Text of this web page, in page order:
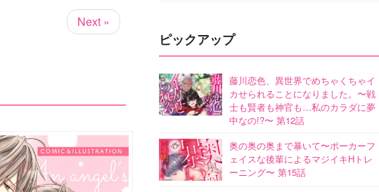
Next »
ピックアップ
藤川恋色、異世界でめちゃくちゃイ
カせられることになりました。〜戦
士も賢者も神官も…私のカラダに夢
中なの!?〜 第12話
奥の奥の奥まで暴いて〜ポーカーフ
ェイスな後輩によるマジイキHトレ
ーニング〜 第15話